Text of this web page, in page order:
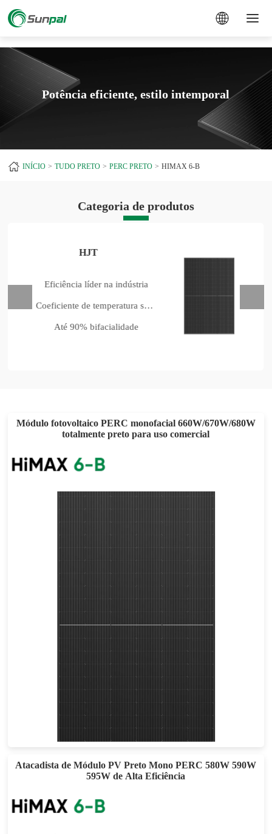
Potência eficiente, estilo intemporal
INÍCIO TUDO PRETO PERC PRETO HIMAX 6-B
Categoria de produtos
HJT
Eficiência líder na indústria
Coeficiente de temperatura superior
Até 90% bifacialidade
Módulo fotovoltaico PERC monofacial 660W/670W/680W
totalmente preto para uso comercial
Esforço máximo: 22.06%
Atacadista de Módulo PV Preto Mono PERC 580W 590W
595W de Alta Eficiência